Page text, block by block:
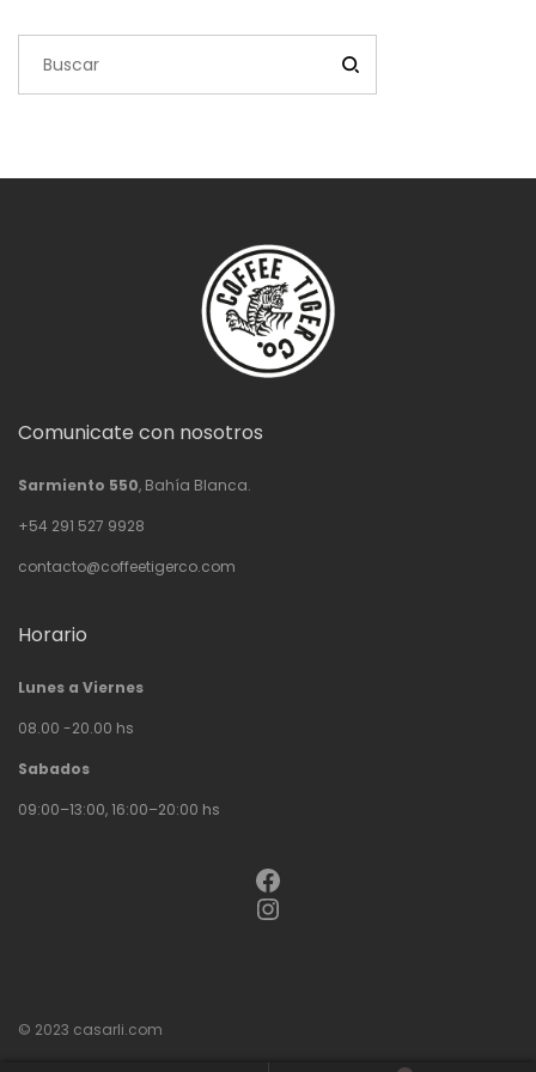
Comunicate con nosotros
Sarmiento 550, Bahía Blanca.
+54 291 527 9928
contacto@coffeetigerco.com
Horario
Lunes a Viernes
08.00 -20.00 hs
Sabados
09:00–13:00, 16:00–20:00 hs
Facebook
Instagram
© 2023 casarli.com